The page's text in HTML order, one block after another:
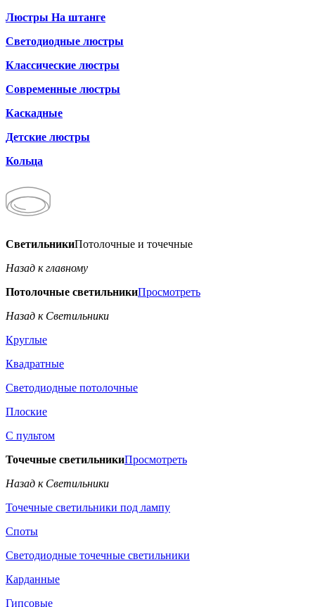
Люстры На штанге
Светодиодные люстры
Классические люстры
Современные люстры
Каскадные
Детские люстры
Кольца
СветильникиПотолочные и точечные
Назад к главному
Потолочные светильникиПросмотреть
Назад к Светильники
Круглые
Квадратные
Светодиодные потолочные
Плоские
С пультом
Точечные светильникиПросмотреть
Назад к Светильники
Точечные светильники под лампу
Споты
Светодиодные точечные светильники
Карданные
Гипсовые